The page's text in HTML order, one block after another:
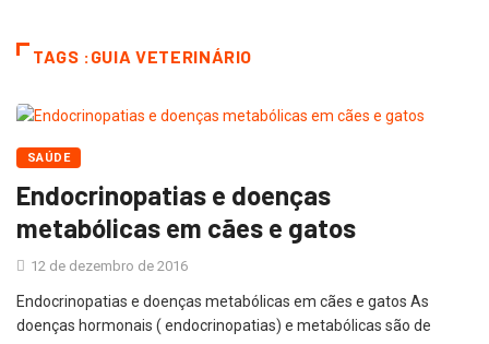
TAGS :GUIA VETERINÁRIO
SAÚDE
Endocrinopatias e doenças
metabólicas em cães e gatos
12 de dezembro de 2016
Endocrinopatias e doenças metabólicas em cães e gatos As
doenças hormonais ( endocrinopatias) e metabólicas são de